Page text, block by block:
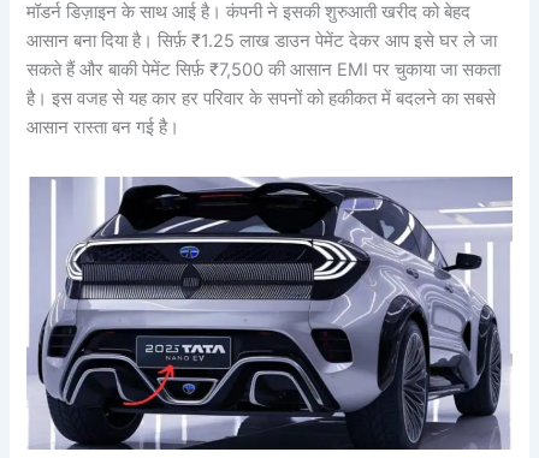
मॉडर्न डिज़ाइन के साथ आई है। कंपनी ने इसकी शुरुआती खरीद को बेहद
आसान बना दिया है। सिर्फ़ ₹1.25 लाख डाउन पेमेंट देकर आप इसे घर ले जा
सकते हैं और बाकी पेमेंट सिर्फ़ ₹7,500 की आसान EMI पर चुकाया जा सकता
है। इस वजह से यह कार हर परिवार के सपनों को हकीकत में बदलने का सबसे
आसान रास्ता बन गई है।